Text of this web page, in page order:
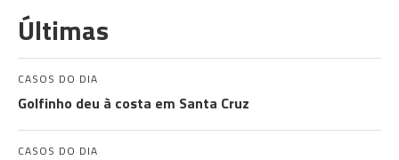
Últimas
CASOS DO DIA
Golfinho deu à costa em Santa Cruz
CASOS DO DIA